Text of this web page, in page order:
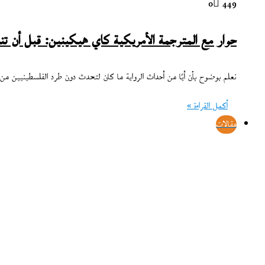
0 449
حوار مع المترجمة الأمريكية كاي هيكينين: قبل أن
نعلم بوضوح بأن أيًا من أحداث الرواية ما كان لتحدث دون طرد الفلسطينيين
أكمل القراءة »
مقالات